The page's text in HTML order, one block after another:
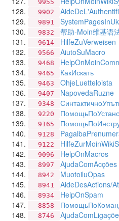
9955
9902
9891
9832 帮助-Moin维基语
9614 HilfeZuVerweisen
9566 AiutoSuMacro
9468
9465 КакИскать
9463 OhjeLuetteloista
9407 NapovedaRuzne
9348
9220
9165
9128
9122
9096 HelpOnMacros
8997 AjudaComAcções
8942 MuotoiluOpas
8941 AideDesActions/
8934 HelpOnSpam
8858
8746